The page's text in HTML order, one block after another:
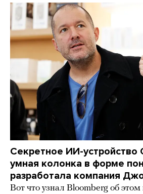
Секретное ИИ-устройство
умная колонка в форме
разработала компания
Вот что узнал Bloomberg об этом